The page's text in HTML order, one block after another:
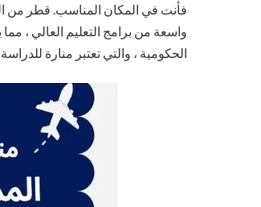
فأنت في المكان المناسب. قطر من
واسعة من برامج التعليم العالي ،
الحكومية ، والتي تعتبر منارة